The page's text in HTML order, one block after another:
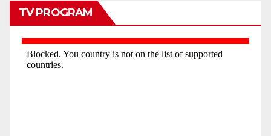
TV PROGRAM